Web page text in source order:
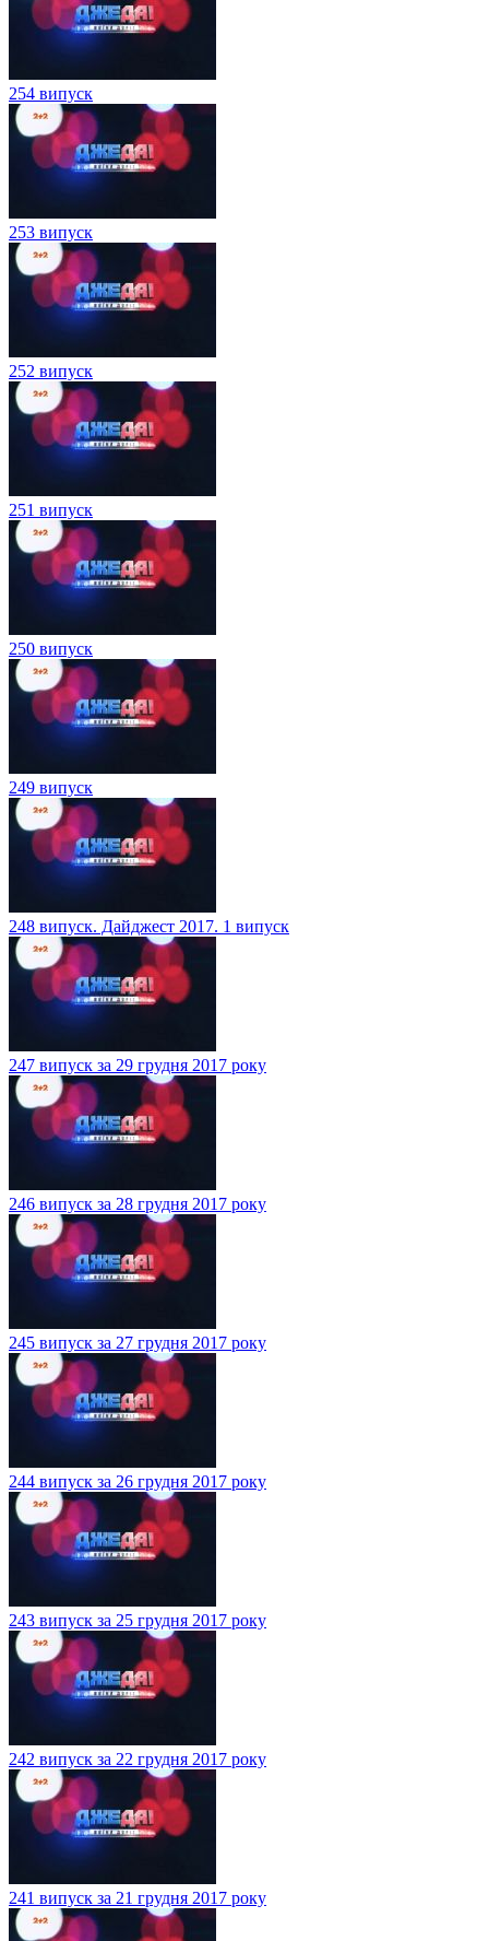
254 випуск
253 випуск
252 випуск
251 випуск
250 випуск
249 випуск
248 випуск. Дайджест 2017. 1 випуск
247 випуск за 29 грудня 2017 року
246 випуск за 28 грудня 2017 року
245 випуск за 27 грудня 2017 року
244 випуск за 26 грудня 2017 року
243 випуск за 25 грудня 2017 року
242 випуск за 22 грудня 2017 року
241 випуск за 21 грудня 2017 року